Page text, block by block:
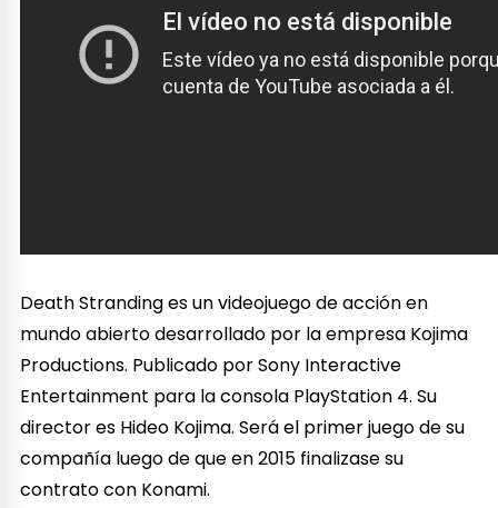
Death Stranding es un videojuego de acción en
mundo abierto desarrollado por la empresa Kojima
Productions. Publicado por Sony Interactive
Entertainment para la consola PlayStation 4.​ Su
director es Hideo Kojima. Será el primer juego de su
compañía luego de que en 2015 finalizase su
contrato con Konami.